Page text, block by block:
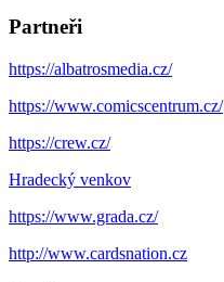
Partneři
https://albatrosmedia.cz/
https://www.comicscentrum.cz/
https://crew.cz/
Hradecký venkov
https://www.grada.cz/
http://www.cardsnation.cz